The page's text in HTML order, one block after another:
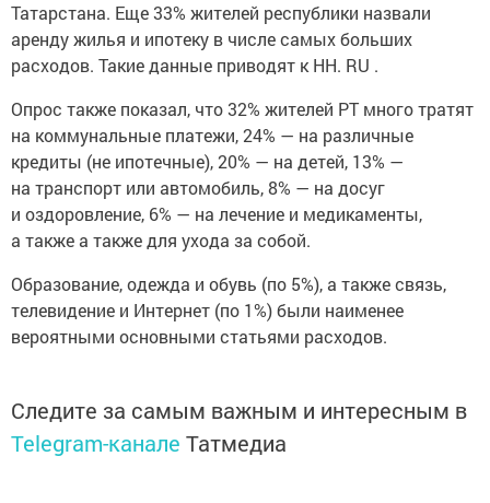
Татарстана. Еще 33% жителей республики назвали
аренду жилья и ипотеку в числе самых больших
расходов. Такие данные приводят к HH. RU .
Опрос также показал, что 32% жителей РТ много тратят
на коммунальные платежи, 24% — на различные
кредиты (не ипотечные), 20% — на детей, 13% —
на транспорт или автомобиль, 8% — на досуг
и оздоровление, 6% — на лечение и медикаменты,
а также а также для ухода за собой.
Образование, одежда и обувь (по 5%), а также связь,
телевидение и Интернет (по 1%) были наименее
вероятными основными статьями расходов.
Следите за самым важным и интересным в
Telegram-канале Татмедиа